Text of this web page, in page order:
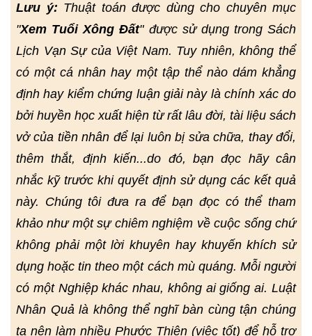
Lưu ý: Thuật toán được dùng cho chuyên mục
"Xem Tuổi Xông Đất" được sử dụng trong Sách
Lịch Vạn Sự của Việt Nam. Tuy nhiên, không thể
có một cá nhân hay một tập thể nào dám khẳng
định hay kiểm chứng luận giải này là chính xác do
bởi huyền học xuất hiện từ rất lâu đời, tài liệu sách
vở của tiền nhân để lại luôn bị sửa chữa, thay đổi,
thêm thắt, định kiến...do đó, bạn đọc hãy cân
nhắc kỹ trước khi quyết định sử dụng các kết quả
này. Chúng tôi đưa ra để bạn đọc có thể tham
khảo như một sự chiêm nghiệm về cuộc sống chứ
không phải một lời khuyên hay khuyến khích sử
dụng hoặc tin theo một cách mù quáng. Mỗi người
có một Nghiệp khác nhau, không ai giống ai. Luật
Nhân Quả là không thể nghĩ bàn cùng tận chúng
ta nên làm nhiều Phước Thiện (việc tốt) để hỗ trợ